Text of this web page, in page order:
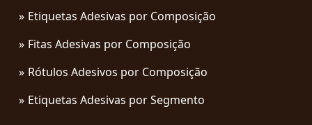
Etiquetas Adesivas por Composição
Fitas Adesivas por Composição
Rótulos Adesivos por Composição
Etiquetas Adesivas por Segmento